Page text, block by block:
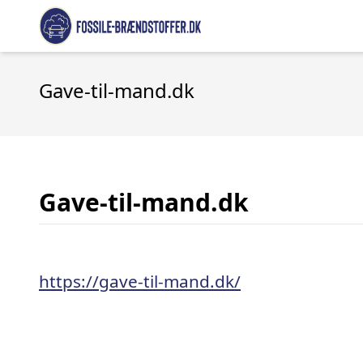
Gave-til-mand.dk
Gave-til-mand.dk
https://gave-til-mand.dk/